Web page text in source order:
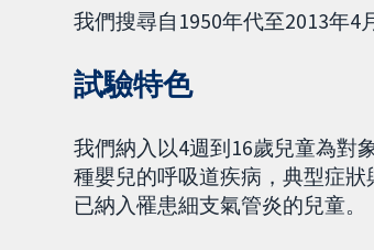
我們搜尋自1950年代至2013年4
試驗特色
我們納入以4週到16歲兒童為對
種嬰兒的呼吸道疾病，典型症
已納入罹患細支氣管炎的兒童。